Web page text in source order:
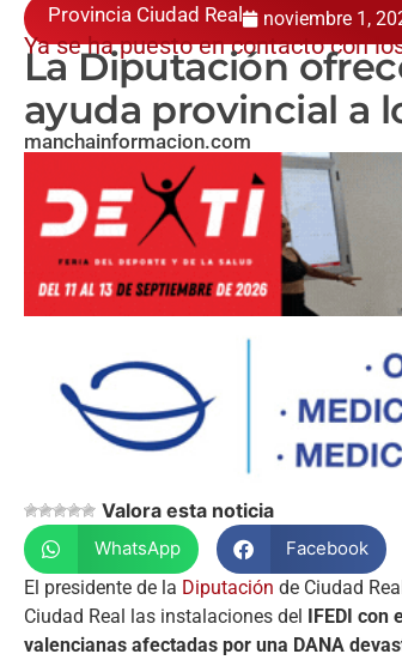
Provincia Ciudad Real noviembre 1,
Ya se ha puesto en contacto con
La Diputación
ayuda provincial a
manchainformacion.com
Valora esta noticia
WhatsApp Facebook
El presidente de la Diputación de Ciudad
Ciudad Real las instalaciones del IFEDI con
valencianas afectadas por una DANA